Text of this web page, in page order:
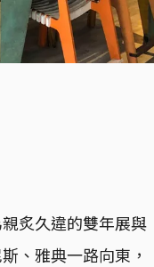
炙久違的雙年展與
、雅典一路向東，